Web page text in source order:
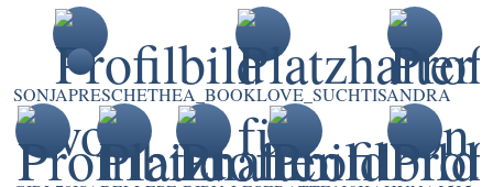
SONJAPRESCHETHEA_BOOKLOVE_SUCHTISANDRA